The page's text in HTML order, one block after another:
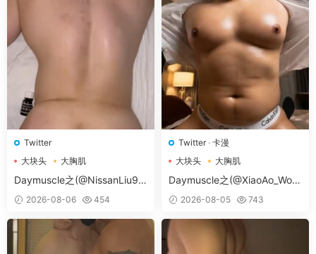
Twitter
大块头
大胸肌
大胸肌肉男
Daymuscle之(@NissanLiu98
-@Nissan98）
2026-08-06 454
Twitter· 卡漫
大块头
大胸肌
大胸肌肉男
Daymuscle之(@XiaoAo_Worl
d-@XiaoAo.art）
2026-08-05 743